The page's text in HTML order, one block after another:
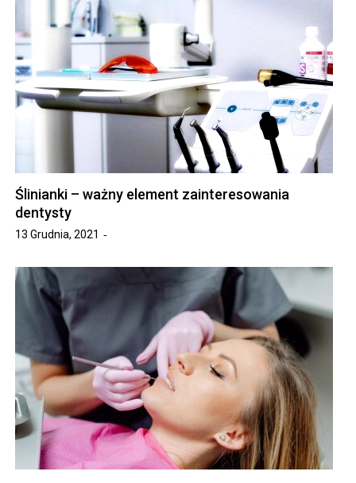
Ślinianki – ważny element zainteresowania
dentysty
13 Grudnia, 2021